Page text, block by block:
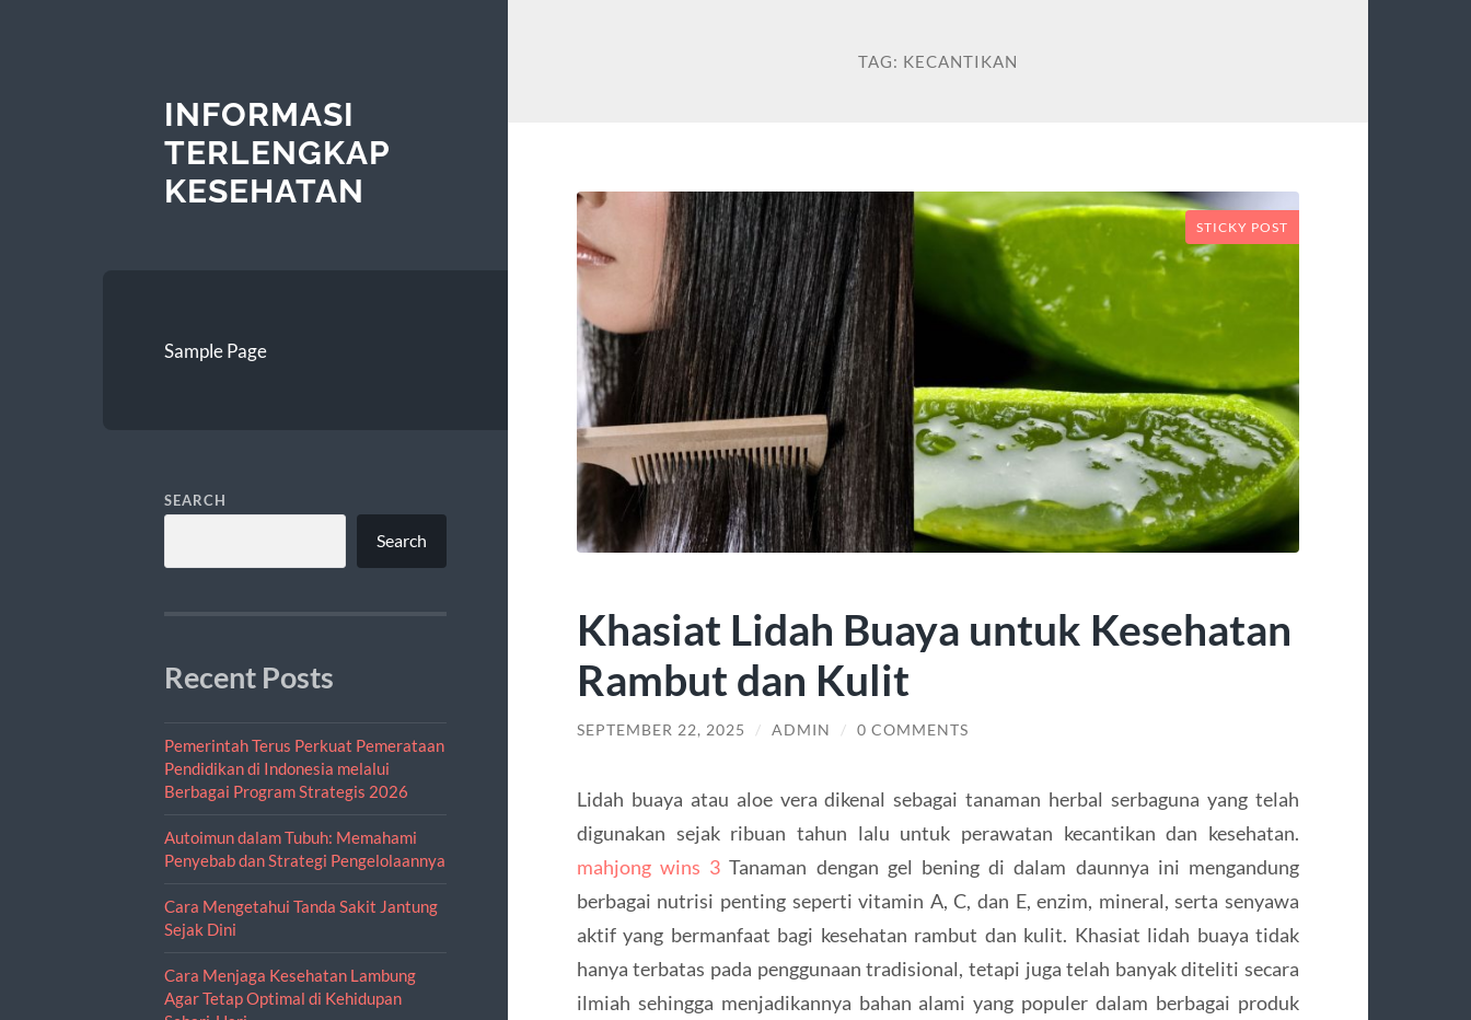
INFORMASI
TERLENGKAP
KESEHATAN
Sample Page
SEARCH
Search
Recent Posts
Pemerintah Terus Perkuat Pemerataan
Pendidikan di Indonesia melalui
Berbagai Program Strategis 2026
Autoimun dalam Tubuh: Memahami
Penyebab dan Strategi Pengelolaannya
Cara Mengetahui Tanda Sakit Jantung
Sejak Dini
Cara Menjaga Kesehatan Lambung
Agar Tetap Optimal di Kehidupan
TAG: KECANTIKAN
STICKY POST
Khasiat Lidah Buaya untuk Kesehatan
Rambut dan Kulit
SEPTEMBER 22, 2025 / ADMIN / 0 COMMENTS
Lidah buaya atau aloe vera dikenal sebagai tanaman herbal serbaguna yang telah
digunakan sejak ribuan tahun lalu untuk perawatan kecantikan dan kesehatan.
mahjong wins 3 Tanaman dengan gel bening di dalam daunnya ini mengandung
berbagai nutrisi penting seperti vitamin A, C, dan E, enzim, mineral, serta senyawa
aktif yang bermanfaat bagi kesehatan rambut dan kulit. Khasiat lidah buaya tidak
hanya terbatas pada penggunaan tradisional, tetapi juga telah banyak diteliti secara
ilmiah sehingga menjadikannya bahan alami yang populer dalam berbagai produk